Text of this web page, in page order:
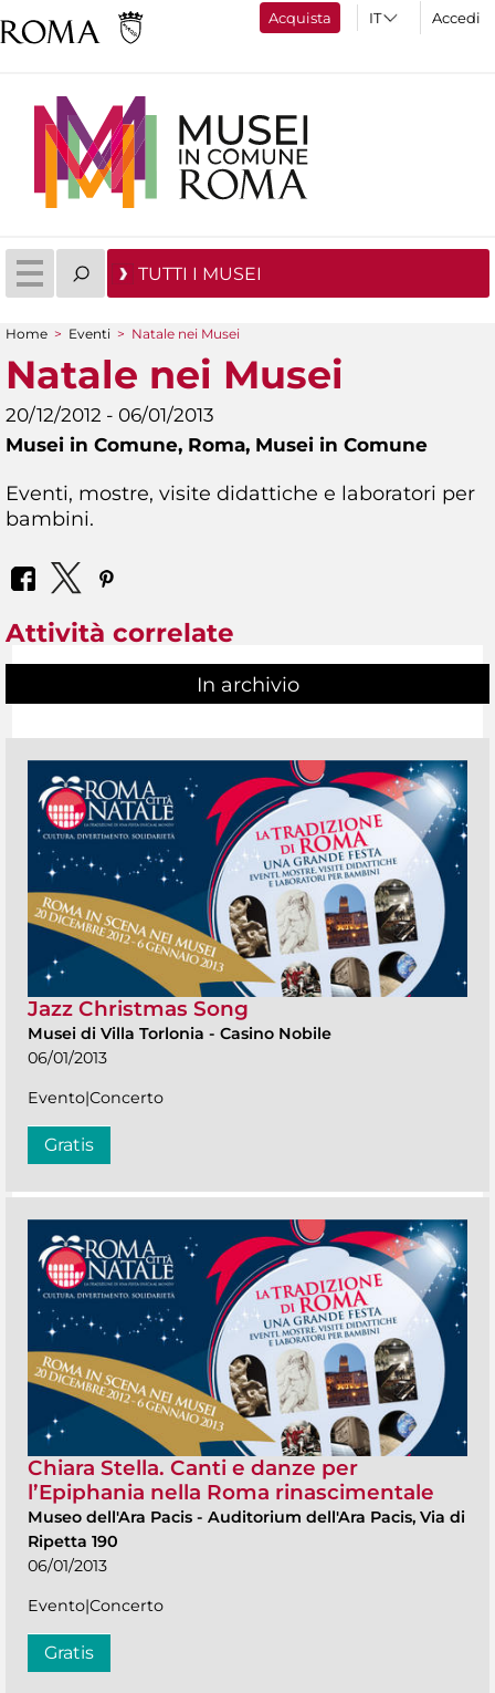
Acquista Accedi
TUTTI I MUSEI
Tu sei qui
Home > Eventi > Natale nei Musei
Natale nei Musei
20/12/2012 - 06/01/2013
Musei in Comune, Roma, Musei in Comune
Eventi, mostre, visite didattiche e laboratori per
bambini.
Attività correlate
In archivio
Jazz Christmas Song
Musei di Villa Torlonia - Casino Nobile
06/01/2013
Evento|Concerto
Gratis
Chiara Stella. Canti e danze per
l’Epiphania nella Roma rinascimentale
Museo dell'Ara Pacis - Auditorium dell'Ara Pacis, Via di
Ripetta 190
06/01/2013
Evento|Concerto
Gratis